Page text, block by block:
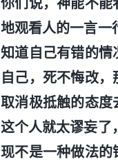
你们说，神能不能
地观看人的一言一
知道自己有错的情
自己，死不悔改
取消极抵触的态度
这个人就太谬妄了
现不是一种做法